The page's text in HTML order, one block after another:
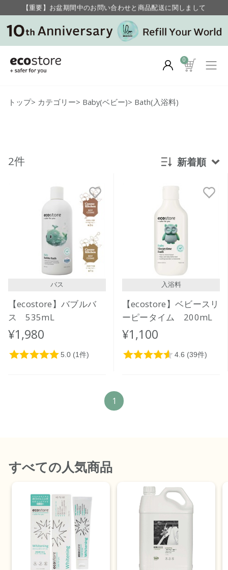
【重要】お盆期間中のお問い合わせと商品配送に関しまして
毎月お得にポイントが貯まる！ “月のポイントアップデー”
0
トップ> カテゴリー> Baby(ベビー)> Bath(入浴料)
2件 新着順
価格が安い
価格が高い
レビューが多い順
レビュー評価が高い順
人気順
バス
【ecostore】バブルバ
ス 535mL
¥1,980
入浴料
【ecostore】ベビースリ
ーピータイム 200mL
¥1,100
1
すべての人気商品